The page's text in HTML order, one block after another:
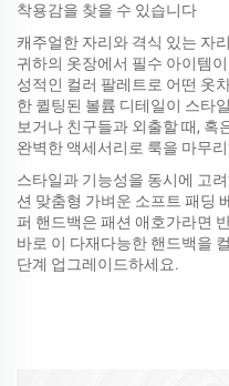
착용감을 찾을 수 있습니다
캐주얼한 자리와 격식 있는 자
귀하의 옷장에서 필수 아이템
성적인 컬러 팔레트로 어떤 옷
한 퀼팅된 볼륨 디테일이 스타
보거나 친구들과 외출할 때, 혹
완벽한 액세서리로 룩을 마무
스타일과 기능성을 동시에 고
션 맞춤형 가벼운 소프트 패딩
퍼 핸드백은 패션 애호가라면
바로 이 다재다능한 핸드백을
단계 업그레이드하세요.